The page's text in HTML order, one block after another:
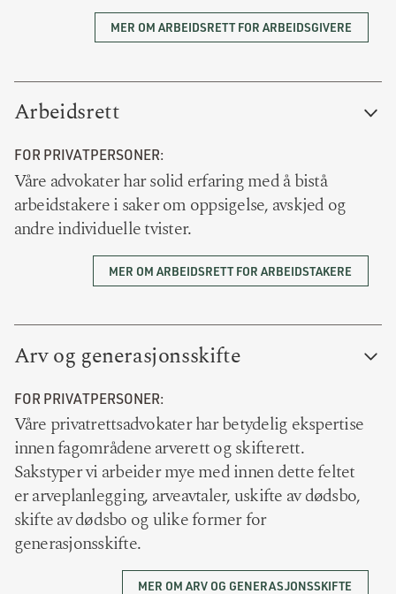
MER OM ARBEIDSRETT FOR ARBEIDSGIVERE
Arbeidsrett
FOR PRIVATPERSONER:
Våre advokater har solid erfaring med å bistå
arbeidstakere i saker om oppsigelse, avskjed og
andre individuelle tvister.
MER OM ARBEIDSRETT FOR ARBEIDSTAKERE
Arv og generasjonsskifte
FOR PRIVATPERSONER:
Våre privatrettsadvokater har betydelig ekspertise
innen fagområdene arverett og skifterett.
Sakstyper vi arbeider mye med innen dette feltet
er arveplanlegging, arveavtaler, uskifte av dødsbo,
skifte av dødsbo og ulike former for
generasjonsskifte.
MER OM ARV OG GENERASJONSSKIFTE